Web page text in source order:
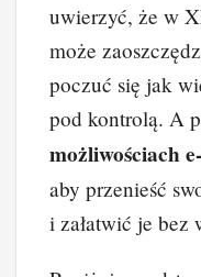
uwierzyć, że w
może
poczuć się jak
pod kontrolą. A
możliwościach
aby przenieść
i załatwić je bez